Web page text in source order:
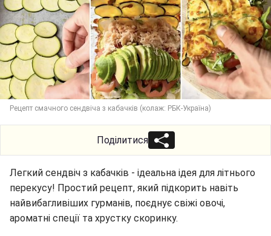
Рецепт смачного сендвіча з кабачків (колаж: РБК-Україна)
Поділитися
Легкий сендвіч з кабачків - ідеальна ідея для літнього
перекусу! Простий рецепт, який підкорить навіть
найвибагливіших гурманів, поєднує свіжі овочі,
ароматні спеції та хрустку скоринку.